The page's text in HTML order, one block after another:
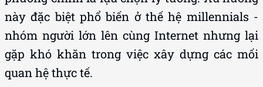
này đặc biệt phổ biến ở thế hệ millennials -
nhóm người lớn lên cùng Internet nhưng lại
gặp khó khăn trong việc xây dựng các mối
quan hệ thực tế.